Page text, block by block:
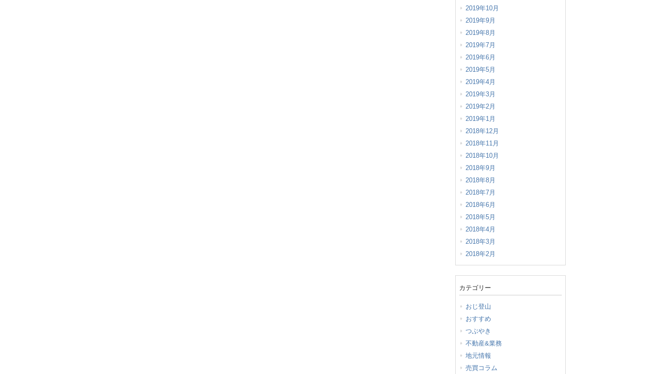
2019年10月
2019年9月
2019年8月
2019年7月
2019年6月
2019年5月
2019年4月
2019年3月
2019年2月
2019年1月
2018年12月
2018年11月
2018年10月
2018年9月
2018年8月
2018年7月
2018年6月
2018年5月
2018年4月
2018年3月
2018年2月
カテゴリー
おじ登山
おすすめ
つぶやき
不動産&業務
地元情報
売買コラム